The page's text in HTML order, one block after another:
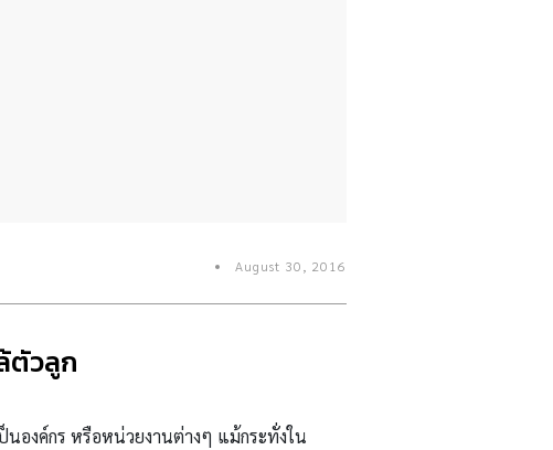
August 30, 2016
ตัวลูก
องค์กร หรือหน่วยงานต่างๆ แม้กระทั่งใน